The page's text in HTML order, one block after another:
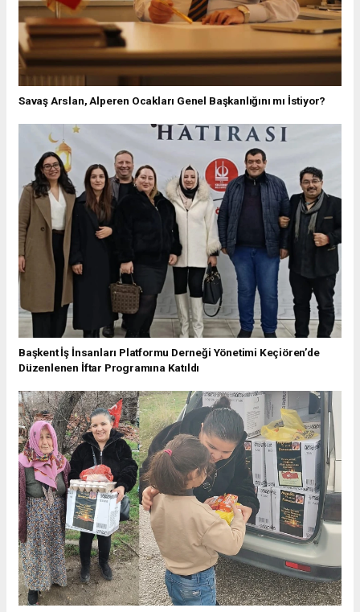
Savaş Arslan, Alperen Ocakları Genel Başkanlığını mı İstiyor?
Başkent İş İnsanları Platformu Derneği Yönetimi Keçiören’de
Düzenlenen İftar Programına Katıldı